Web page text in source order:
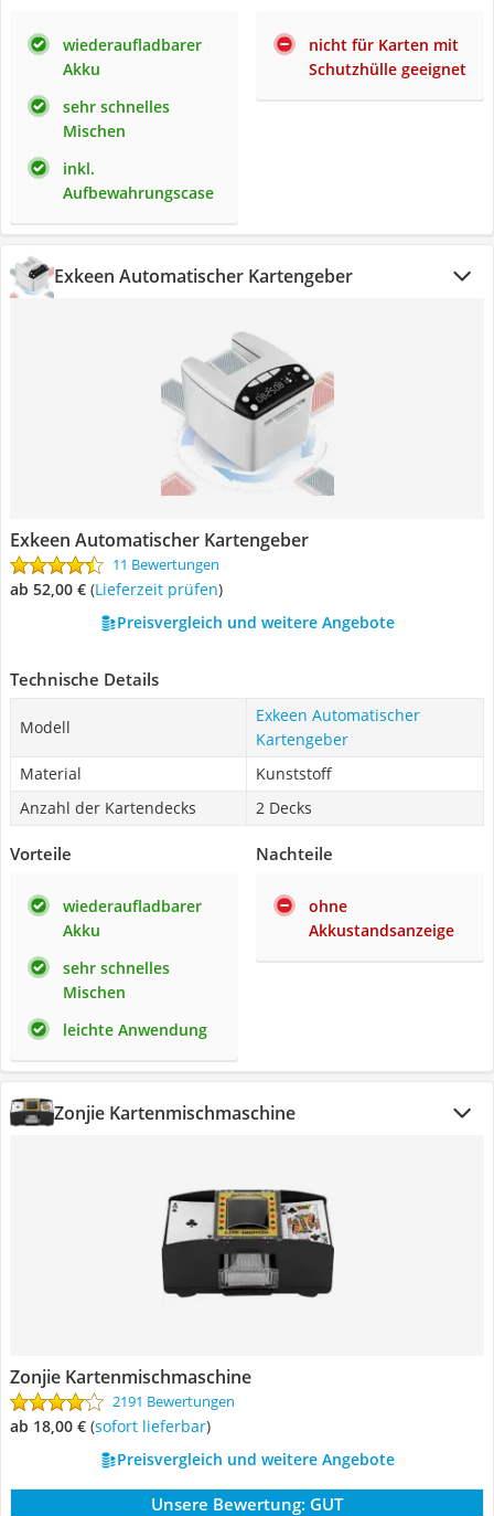
wiederaufladbarer
Akku
sehr schnelles
Mischen
inkl.
Aufbewahrungscase
nicht für Karten mit
Schutzhülle geeignet
Exkeen Automatischer Kartengeber
Exkeen Automatischer Kartengeber
11 Bewertungen
ab 52,00 € (Lieferzeit prüfen)
Preisvergleich und weitere Angebote
Technische Details
Modell
Exkeen Automatischer
Kartengeber
Material
Kunststoff
Anzahl der Kartendecks
2 Decks
Vorteile
wiederaufladbarer
Akku
sehr schnelles
Mischen
leichte Anwendung
Nachteile
ohne
Akkustandsanzeige
Zonjie Kartenmischmaschine
Zonjie Kartenmischmaschine
2191 Bewertungen
ab 18,00 € ( Sofort lieferbar)
Preisvergleich und weitere Angebote
Unsere Bewertung: GUT